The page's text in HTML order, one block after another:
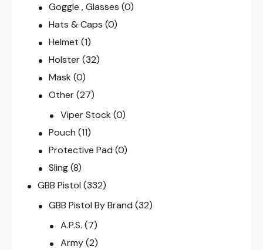
Goggle , Glasses (0)
Hats & Caps (0)
Helmet (1)
Holster (32)
Mask (0)
Other (27)
Viper Stock (0)
Pouch (11)
Protective Pad (0)
Sling (8)
GBB Pistol (332)
GBB Pistol By Brand (32)
A.P.S. (7)
Army (2)